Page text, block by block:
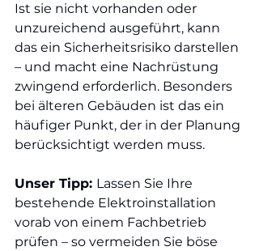
Ist sie nicht vorhanden oder
unzureichend ausgeführt, kann
das ein Sicherheitsrisiko darstellen
– und macht eine Nachrüstung
zwingend erforderlich. Besonders
bei älteren Gebäuden ist das ein
häufiger Punkt, der in der Planung
berücksichtigt werden muss.
Unser Tipp: Lassen Sie Ihre
bestehende Elektroinstallation
vorab von einem Fachbetrieb
prüfen – so vermeiden Sie böse